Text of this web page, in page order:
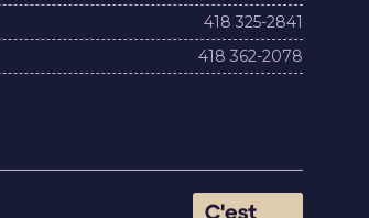
418 325-2841
418 362-2078